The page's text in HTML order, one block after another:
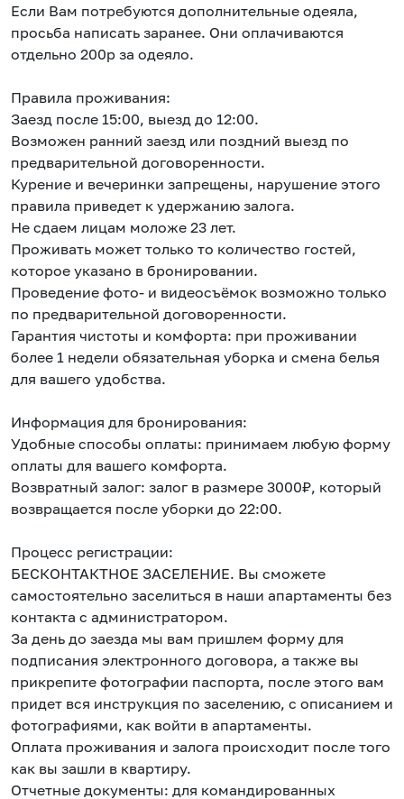
Если Вам потребуются дополнительные одеяла,
просьба написать заранее. Они оплачиваются
отдельно 200р за одеяло.
Правила проживания:
Заезд после 15:00, выезд до 12:00.
Возможен ранний заезд или поздний выезд по
предварительной договоренности.
Курение и вечеринки запрещены, нарушение этого
правила приведет к удержанию залога.
Не сдаем лицам моложе 23 лет.
Проживать может только то количество гостей,
которое указано в бронировании.
Проведение фото- и видеосъёмок возможно только
по предварительной договоренности.
Гарантия чистоты и комфорта: при проживании
более 1 недели обязательная уборка и смена белья
для вашего удобства.
Информация для бронирования:
Удобные способы оплаты: принимаем любую форму
оплаты для вашего комфорта.
Возвратный залог: залог в размере 3000₽, который
возвращается после уборки до 22:00.
Процесс регистрации:
БЕСКОНТАКТНОЕ ЗАСЕЛЕНИЕ. Вы сможете
самостоятельно заселиться в наши апартаменты без
контакта с администратором.
За день до заезда мы вам пришлем форму для
подписания электронного договора, а также вы
прикрепите фотографии паспорта, после этого вам
придет вся инструкция по заселению, с описанием и
фотографиями, как войти в апартаменты.
Оплата проживания и залога происходит после того
как вы зашли в квартиру.
Отчетные документы: для командированных